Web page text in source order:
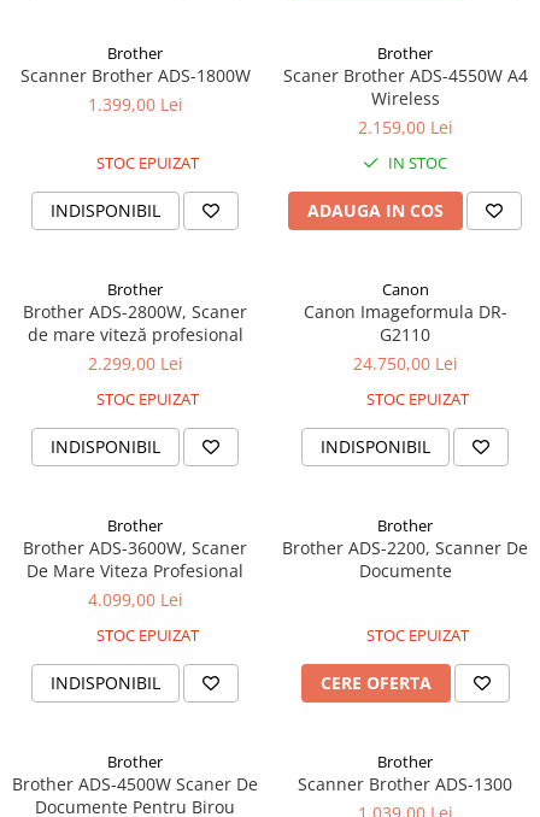
Markere / Textmarkere
Rezerve Pixuri / Cerneală
Creioane Mecanice / Mine
Linere
Penițe
Bibliorafturi
Dosare
Folii Protecție
Cutii Arhivare
Alonje
Clipboard-uri
Caiete Mecanice
Articole Ambalare
Elastice bani
Magneți
Rechizite Școlare
Brother
Scanner Brother ADS-1800W
1.399,00 Lei
STOC EPUIZAT
INDISPONIBIL
Brother
Scaner Brother ADS-4550W A4
Wireless
2.159,00 Lei
IN STOC
ADAUGA IN COS
Brother
Brother ADS-2800W, Scaner
de mare viteză profesional
2.299,00 Lei
STOC EPUIZAT
INDISPONIBIL
Canon
Canon Imageformula DR-
G2110
24.750,00 Lei
STOC EPUIZAT
INDISPONIBIL
Brother
Brother ADS-3600W, Scaner
De Mare Viteza Profesional
4.099,00 Lei
STOC EPUIZAT
INDISPONIBIL
Brother
Brother ADS-2200, Scanner De
Documente
STOC EPUIZAT
CERE OFERTA
Brother
Brother ADS-4500W Scaner De
Documente Pentru Birou
Brother
Scanner Brother ADS-1300